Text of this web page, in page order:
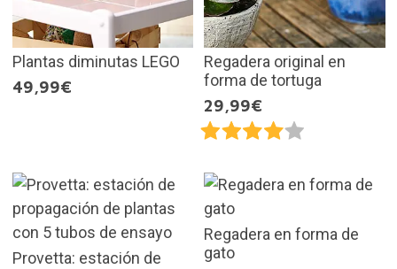
Plantas diminutas LEGO
49,99€
Regadera original en
forma de tortuga
29,99€
Provetta: estación de
Regadera en forma de
gato